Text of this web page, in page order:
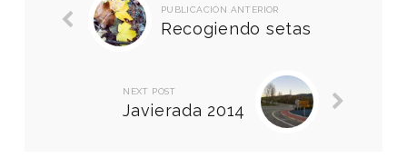
PUBLICACIÓN ANTERIOR
Recogiendo setas
NEXT POST
Javierada 2014